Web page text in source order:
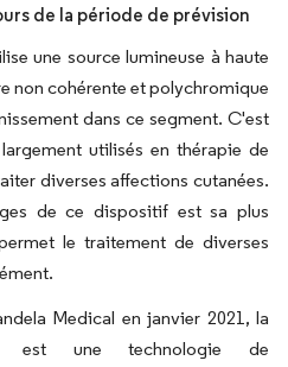
de la période de prévision
une source lumineuse à haute
non cohérente et polychromique
dans ce segment. C'est
utilisés en thérapie de
diverses affections cutanées.
de ce dispositif est sa plus
le traitement de diverses
Medical en janvier 2021, la
est une technologie de